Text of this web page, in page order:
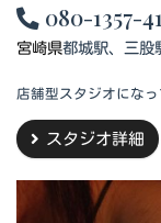
080-1357-
宮崎県都城駅、三股
店舗型スタジオにな
スタジオ詳細